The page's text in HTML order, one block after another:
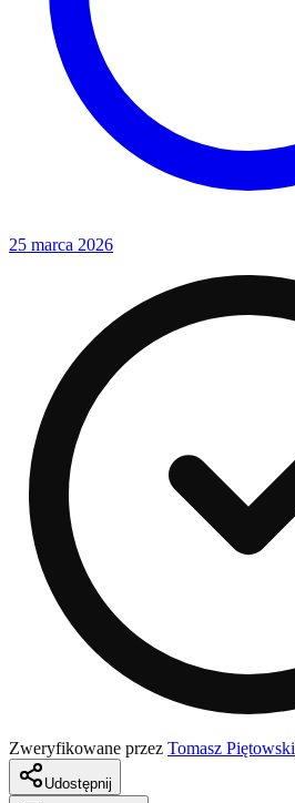
25 marca 2026
Zweryfikowane przez Tomasz Piętowski
Udostępnij